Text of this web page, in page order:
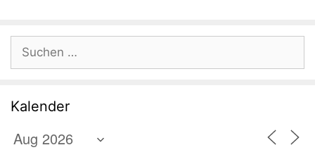
nach:
Kalender